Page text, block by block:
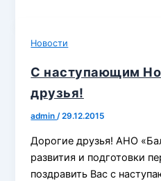
Новости
С наступающим
друзья!
admin/29.12.2015
Дорогие друзья! АНО
развития и подготовки
поздравить Вас с